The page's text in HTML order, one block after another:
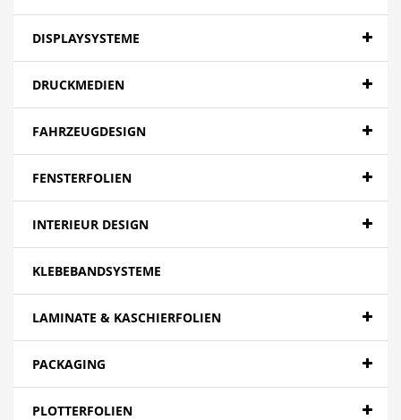
DISPLAYSYSTEME
DRUCKMEDIEN
FAHRZEUGDESIGN
FENSTERFOLIEN
INTERIEUR DESIGN
KLEBEBANDSYSTEME
LAMINATE & KASCHIERFOLIEN
PACKAGING
PLOTTERFOLIEN